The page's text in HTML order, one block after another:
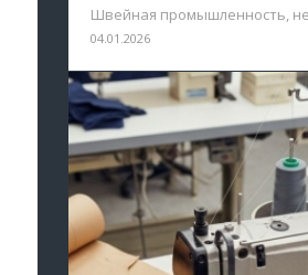
Швейная промышленность,
04.01.2026